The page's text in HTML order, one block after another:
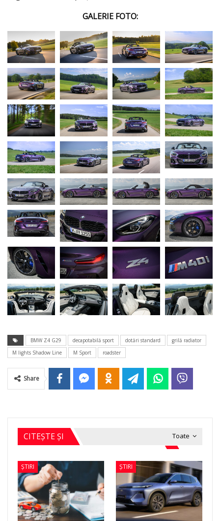
GALERIE FOTO:
BMW Z4 G29 decapotabilă sport dotări standard
grilă radiator
M lights Shadow Line
M Sport roadster
Share
Toate
CITEȘTE ȘI
ȘTIRI ȘTIRI